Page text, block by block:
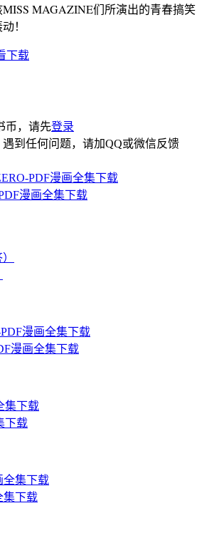
MAGAZINE们所演出的青春搞笑
！
下载
币，请先登录
到任何问题，请加QQ或微信反馈
PDF漫画全集下载
漫画全集下载
漫画全集下载
下载
集下载